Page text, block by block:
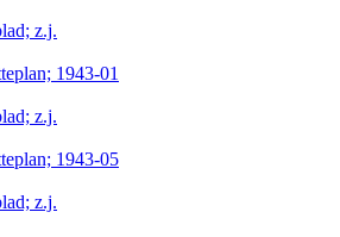
z.j.
1943-01
z.j.
1943-05
z.j.